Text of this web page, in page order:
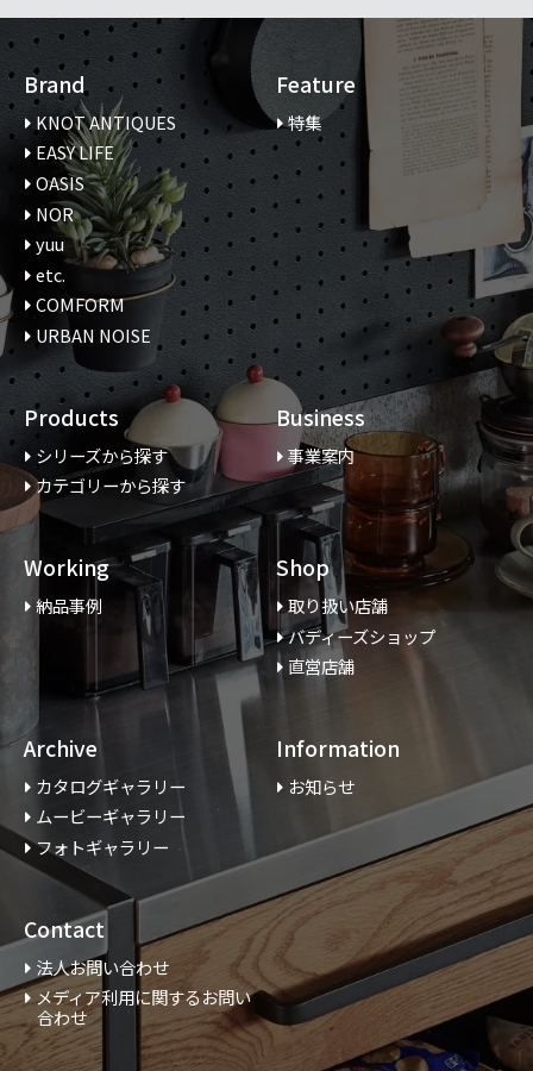
Brand
KNOT ANTIQUES
EASY LIFE
OASIS
NOR
yuu
etc.
COMFORM
URBAN NOISE
Feature
特集
Products
シリーズから探す
カテゴリーから探す
Business
事業案内
Working
納品事例
Shop
取り扱い店舗
バディーズショップ
直営店舗
Archive
カタログギャラリー
ムービーギャラリー
フォトギャラリー
Information
お知らせ
Contact
法人お問い合わせ
メディア利用に関するお問い
合わせ